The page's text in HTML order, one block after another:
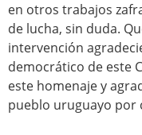
en otros trabajos
de lucha, sin duda.
intervención
democrático de este
este homenaje y
pueblo uruguayo por